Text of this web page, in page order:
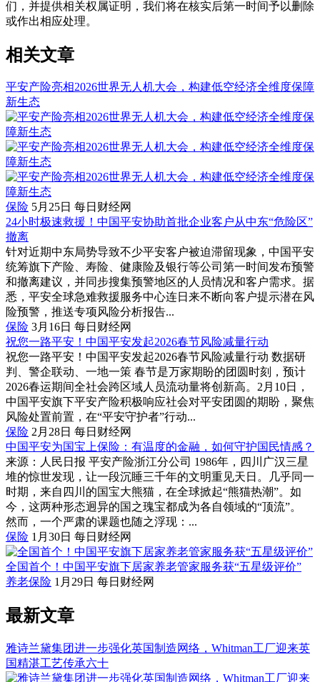
们，并提供相关权属证明，我们将在核实后第一时间予以删除
或作出相应处理。
相关文章
平安产险亮相2026世界无人机大会，构建低空经济全维度保障
新生态
保险 5月25日 每日财经网
24小时极速救援！中国平安协助首批企业客户从中东“危险区”
撤离
针对近期中东局势导致不少平安客户被迫滞留现象，中国平安
统筹旗下产险、寿险、健康险及银行等公司第一时间发布预警
和撤离建议，并同步搜集预警地区的人员情况和客户需求。据
悉，平安全球急难救援服务中心连日来不断向客户提示潜在风
险预警，推送专项风险分析报告...
保险 3月16日 每日财经网
祝您一路平安！中国平安发起2026春节风险减量行动
祝您一路平安！中国平安发起2026春节风险减量行动 数据研
判、警企联动、一地一策 春节是万家期盼的团圆时刻，预计
2026春运期间全社会跨区域人员流动量将创新高。2月10日，
中国平安旗下平安产险积极响应社会对平安团圆的期盼，聚焦
风险处置前置，在“平安守护者”行动...
保险 2月28日 每日财经网
中国平安为国宝上保险：有温度的金融，如何守护国民情感？
来源：人民日报 平安产险浙江分公司 1986年，四川广汉三星
堆的惊世发现，让一段沉睡三千年的文明重见天日。几乎同一
时期，来自四川的国宝大熊猫，在全球掀起“熊猫热潮”。如
今，这两种形态迥异的国之瑰宝都成为各自领域的“顶流”。
然而，一个严肃的课题也随之浮现：...
保险 1月30日 每日财经网
全国首个！中国平安旗下居家养老管家服务获“五星级评价”
养老保险 1月29日 每日财经网
最新文章
雅诗兰黛集团进一步强化英国制造网络，Whitman工厂迎来英
国精湛工艺传承六十